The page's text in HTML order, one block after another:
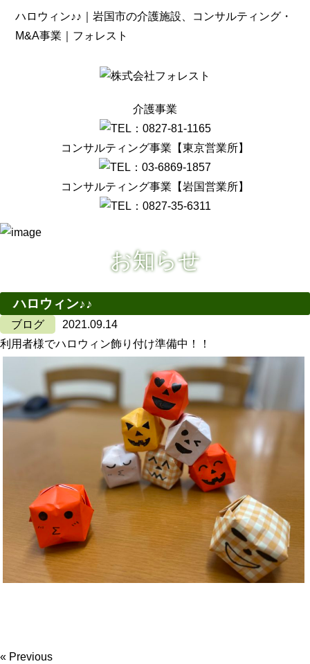
ハロウィン♪♪｜岩国市の介護施設、コンサルティング・
M&A事業｜フォレスト
介護事業
コンサルティング事業【東京営業所】
コンサルティング事業【岩国営業所】
お知らせ
ハロウィン♪♪
ブログ
2021.09.14
利用者様でハロウィン飾り付け準備中！！
« Previous